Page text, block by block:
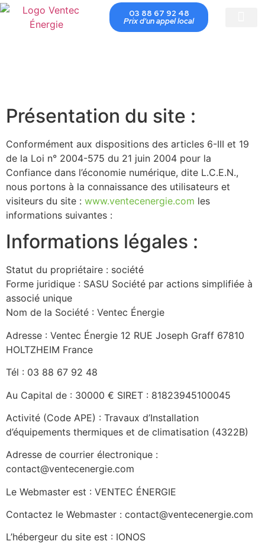
03 88 67 92 48
Prix d'un appel local
Présentation du site :
Conformément aux dispositions des articles 6-III et 19
de la Loi n° 2004-575 du 21 juin 2004 pour la
Confiance dans l’économie numérique, dite L.C.E.N.,
nous portons à la connaissance des utilisateurs et
visiteurs du site : www.ventecenergie.com les
informations suivantes :
Informations légales :
Statut du propriétaire : société
Forme juridique : SASU Société par actions simplifiée à
associé unique
Nom de la Société : Ventec Énergie
Adresse : Ventec Énergie 12 RUE Joseph Graff 67810
HOLTZHEIM France
Tél : 03 88 67 92 48
Au Capital de : 30000 € SIRET : 81823945100045
Activité (Code APE) : Travaux d’Installation
d’équipements thermiques et de climatisation (4322B)
Adresse de courrier électronique :
contact@ventecenergie.com
Le Webmaster est : VENTEC ÉNERGIE
Contactez le Webmaster : contact@ventecenergie.com
L’hébergeur du site est : IONOS